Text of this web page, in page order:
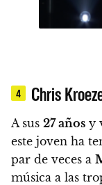
4 Chris
A sus 27 años y
este joven ha
par de veces a
música a las